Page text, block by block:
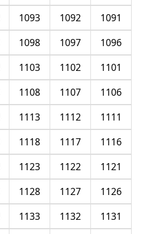
1091
1092
1093
1096
1097
1098
1101
1102
1103
1106
1107
1108
1111
1112
1113
1116
1117
1118
1121
1122
1123
1126
1127
1128
1131
1132
1133